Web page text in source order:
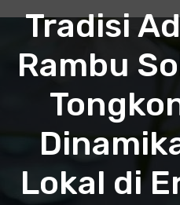
t
Tradisi
Rambu
Lokal di